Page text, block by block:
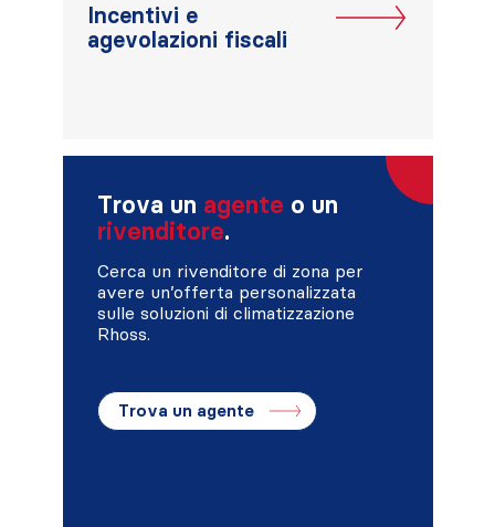
Incentivi e
agevolazioni fiscali
Trova un agente o un
rivenditore.
Cerca un rivenditore di zona per
avere un’offerta personalizzata
sulle soluzioni di climatizzazione
Rhoss.
Trova un agente